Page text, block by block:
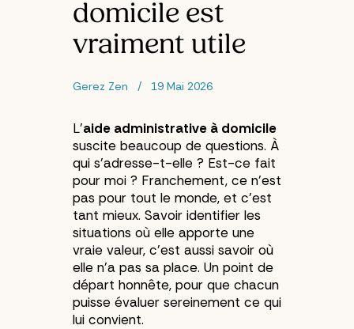
domicile est
vraiment utile
Gerez Zen 19 Mai 2026
L’aide administrative à domicile
suscite beaucoup de questions. À
qui s’adresse-t-elle ? Est-ce fait
pour moi ? Franchement, ce n’est
pas pour tout le monde, et c’est
tant mieux. Savoir identifier les
situations où elle apporte une
vraie valeur, c’est aussi savoir où
elle n’a pas sa place. Un point de
départ honnête, pour que chacun
puisse évaluer sereinement ce qui
lui convient.